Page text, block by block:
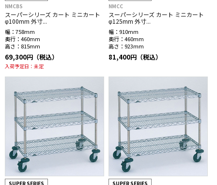
NMCBS
スーパーシリーズ カート ミニカート
φ100mm 外寸...
幅： 758mm
奥行： 460mm
高さ： 815mm
69,300円（税込）
入荷予定日： 未定
NMCC
スーパーシリーズ カート ミニカート
φ125mm 外寸...
幅： 910mm
奥行： 460mm
高さ： 923mm
81,400円（税込）
SUPER SERIES
SUPER SERIES